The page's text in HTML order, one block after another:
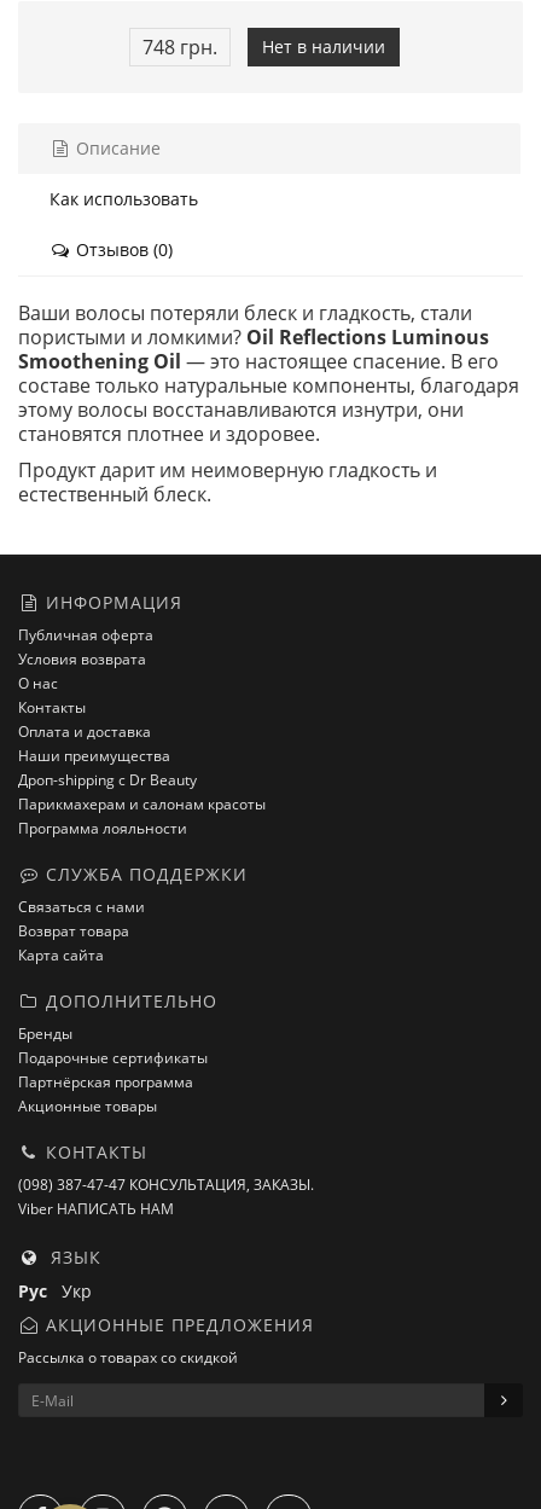
748 грн. Нет в наличии
Описание
Как использовать
Отзывов (0)
Ваши волосы потеряли блеск и гладкость, стали
пористыми и ломкими? Oil Reflections Luminous
Smoothening Oil — это настоящее спасение. В его
составе только натуральные компоненты, благодаря
этому волосы восстанавливаются изнутри, они
становятся плотнее и здоровее.
Продукт дарит им неимоверную гладкость и
естественный блеск.
ИНФОРМАЦИЯ
Публичная оферта
Условия возврата
О нас
Контакты
Оплата и доставка
Наши преимущества
Дроп-shipping с Dr Beauty
Парикмахерам и салонам красоты
Программа лояльности
СЛУЖБА ПОДДЕРЖКИ
Связаться с нами
Возврат товара
Карта сайта
ДОПОЛНИТЕЛЬНО
Бренды
Подарочные сертификаты
Партнёрская программа
Акционные товары
КОНТАКТЫ
(098) 387-47-47 КОНСУЛЬТАЦИЯ, ЗАКАЗЫ.
Viber НАПИСАТЬ НАМ
ЯЗЫК
Рус Укр
АКЦИОННЫЕ ПРЕДЛОЖЕНИЯ
Рассылка о товарах со скидкой